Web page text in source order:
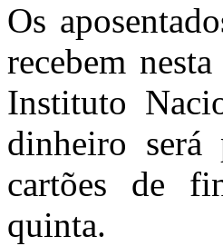
Os
recebem
Instituto
dinheiro será
cartões de
quinta.